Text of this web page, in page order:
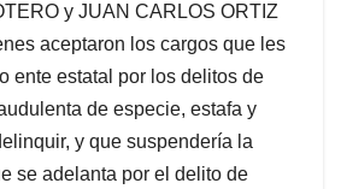
y JUAN CARLOS ORTIZ
aceptaron los cargos que les
ente estatal por los delitos de
de especie, estafa y
y que suspendería la
se adelanta por el delito de